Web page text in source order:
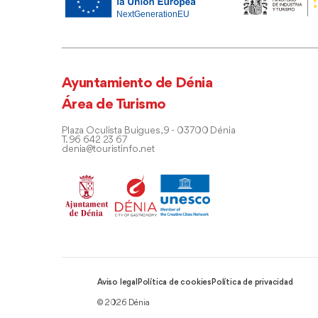
Ayuntamiento de Dénia
Área de Turismo
Plaza Oculista Buigues, 9 - 03700 Dénia
T. 96 642 23 67
denia@touristinfo.net
Aviso legal Política de cookies Política de privacidad
© 2026 Dénia